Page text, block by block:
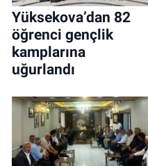
Yüksekova’dan 82
öğrenci gençlik
kamplarına
uğurlandı